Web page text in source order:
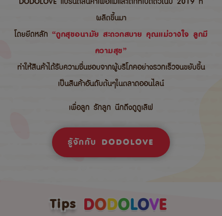
ผลิตขึ้นมา
โดยยึดหลัก “ถูกสุขอนามัย สะดวกสบาย คุณแม่วางใจ ลูกมี
ความสุข”
ทำให้สินค้าได้รับความชื่นชอบจากผู้บริโภคอย่างรวกเร็วจนขยับขึ้น
เป็นสินค้าอันดับต้นๆในตลาดออนไลน์
เพื่อลูก รักลูก นึกถึงดูดูเลิฟ
รู้จักกับ DODOLOVE
Tips